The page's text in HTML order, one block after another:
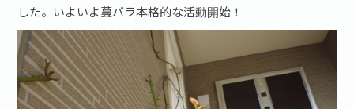
した。いよいよ蔓バラ本格的な活動開始！